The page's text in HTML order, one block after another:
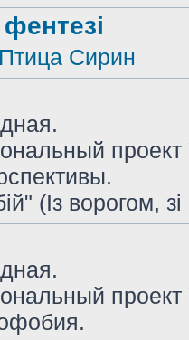
Птица Сирин
(Із ворогом,
проект